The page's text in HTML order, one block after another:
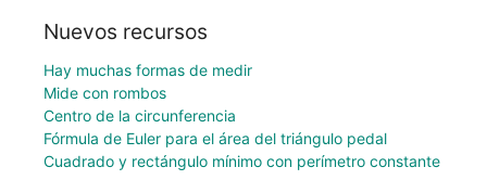
Nuevos recursos
Hay muchas formas de medir
Mide con rombos
Centro de la circunferencia
Fórmula de Euler para el área del triángulo pedal
Cuadrado y rectángulo mínimo con perímetro constante